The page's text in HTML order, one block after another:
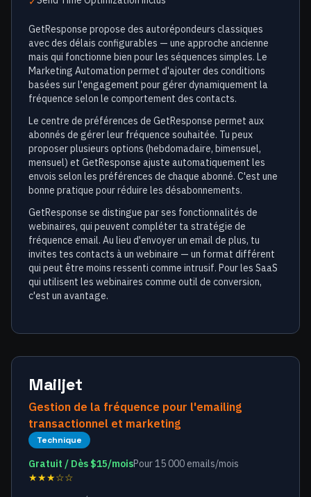
GetResponse propose des autorépondeurs classiques
avec des délais configurables — une approche ancienne
mais qui fonctionne bien pour les séquences simples. Le
Marketing Automation permet d'ajouter des conditions
basées sur l'engagement pour gérer dynamiquement la
fréquence selon le comportement des contacts.
Le centre de préférences de GetResponse permet aux
abonnés de gérer leur fréquence souhaitée. Tu peux
proposer plusieurs options (hebdomadaire, bimensuel,
mensuel) et GetResponse ajuste automatiquement les
envois selon les préférences de chaque abonné. C'est une
bonne pratique pour réduire les désabonnements.
GetResponse se distingue par ses fonctionnalités de
webinaires, qui peuvent compléter ta stratégie de
fréquence email. Au lieu d'envoyer un email de plus, tu
invites tes contacts à un webinaire — un format différent
qui peut être moins ressenti comme intrusif. Pour les SaaS
qui utilisent les webinaires comme outil de conversion,
c'est un avantage.
Mailjet
Gestion de la fréquence pour l'emailing
transactionnel et marketing
Technique
Gratuit / Dès $15/moisPour 15 000 emails/mois
★★★☆☆